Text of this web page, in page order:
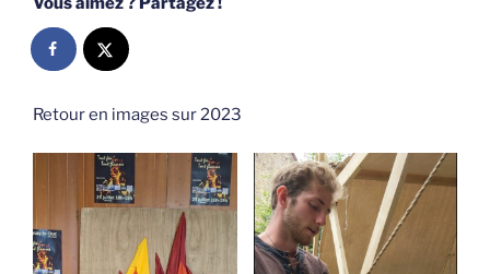
Retour en images sur 2023